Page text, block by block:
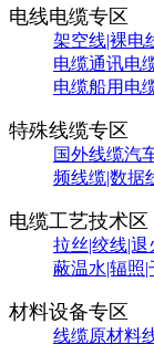
电线电缆专区
架空线|裸电
电缆通讯电
电缆船用电
特殊线缆专区
国外线缆汽
频线缆|数据
电缆工艺技术区
拉丝|绞线|退
蔽温水|辐照|
材料设备专区
线缆原材料